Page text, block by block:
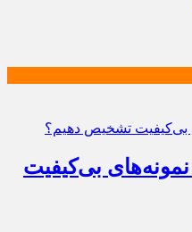
بی‌کیفیت